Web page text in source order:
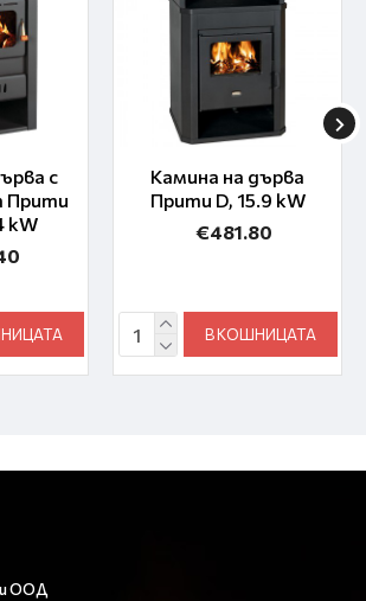
с
Прити
kW
Камина на дърва
Прити D, 15.9 kW
€481.80
В КОШНИЦАТА
ООД